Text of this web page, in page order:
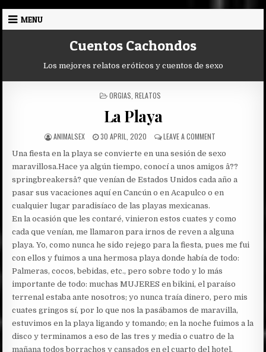
Skip
MENU
Cuentos Cachondos
Los mejores relatos eróticos y cuentos de sexo
POSTED
ORGIAS RELATOS
La Playa
AUTHOR:
ANIMALSEX
PUBLISHED
30 APRIL, 2020 LEAVE A COMMENT
PLAYA
Una fiesta en la playa se convierte en una sesión de sexo
maravillosa.Hace ya algún tiempo, conocí a unos amigos â??
springbreakersâ? que venían de Estados Unidos cada año a
pasar sus vacaciones aquí en Cancún o en Acapulco o en
cualquier lugar paradisíaco de las playas mexicanas.
En la ocasión que les contaré, vinieron estos cuates y como
cada que venían, me llamaron para irnos de reven a alguna
playa. Yo, como nunca he sido rejego para la fiesta, pues me fui
con ellos y fuimos a una hermosa playa donde había de todo:
Palmeras, cocos, bebidas, etc., pero sobre todo y lo más
importante de todo: muchas MUJERES en bikini, el paraíso
terrenal estaba ante nosotros; yo nunca traía dinero, pero mis
cuates gringos sí, por lo que nos la pasábamos de maravilla,
estuvimos en la playa ligando y tomando; en la noche fuimos a la
disco y terminamos a eso de las tres y media o cuatro de la
mañana todos borrachos y cansados en el cuarto del hotel.